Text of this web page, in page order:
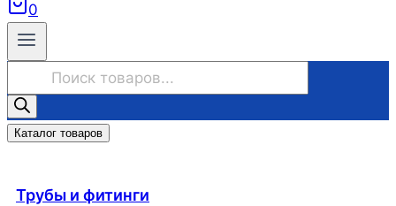
0
товаров
Каталог товаров
Трубы и фитинги